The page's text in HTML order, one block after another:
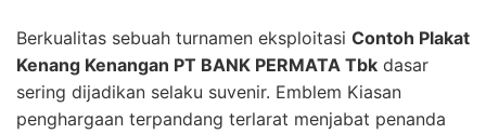
Berkualitas sebuah turnamen eksploitasi Contoh Plakat
Kenang Kenangan PT BANK PERMATA Tbk dasar
sering dijadikan selaku suvenir. Emblem Kiasan
penghargaan terpandang terlarat menjabat penanda